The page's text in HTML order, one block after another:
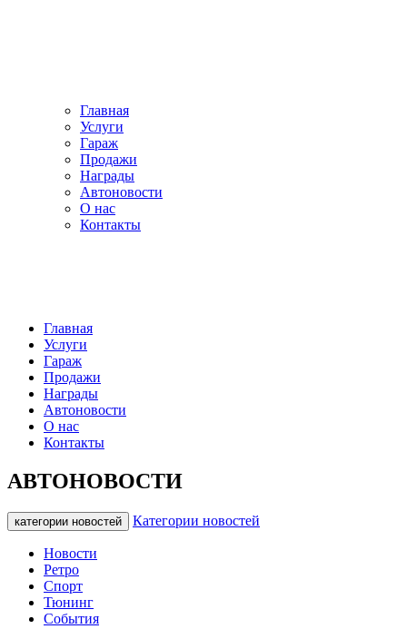
Главная
Услуги
Гараж
Продажи
Награды
Автоновости
О нас
Контакты
Главная
Услуги
Гараж
Продажи
Награды
Автоновости
О нас
Контакты
АВТОНОВОСТИ
категории новостей Категории новостей
Новости
Ретро
Спорт
Тюнинг
События